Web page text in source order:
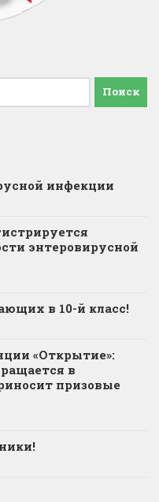
инфекции
энтеровирусной
в 10-й класс!
«Открытие»:
в
призовые